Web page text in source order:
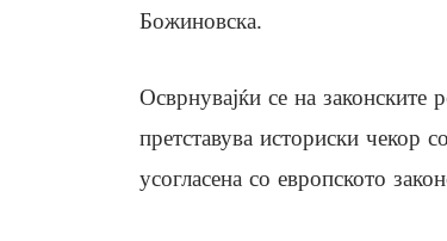
Божиновска.
Осврнувајќи се на
претставува историски чекор
усогласена со европското